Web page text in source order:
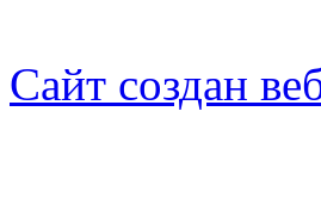
Сайт создан